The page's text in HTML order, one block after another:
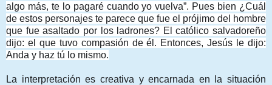
algo más, te lo pagaré cuando yo vuelva”. Pues bien ¿Cuál
de estos personajes te parece que fue el prójimo del hombre
que fue asaltado por los ladrones? El católico salvadoreño
dijo: el que tuvo compasión de él. Entonces, Jesús le dijo:
Anda y haz tú lo mismo.
La interpretación es creativa y encarnada en la situación